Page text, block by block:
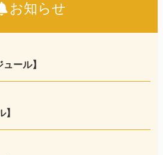
お知らせ
ール】